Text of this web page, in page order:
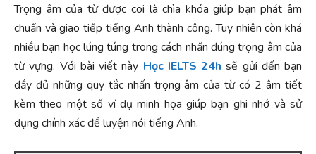
Trọng âm của từ được coi là chìa khóa giúp bạn phát âm
chuẩn và giao tiếp tiếng Anh thành công. Tuy nhiên còn khá
nhiều bạn học lúng túng trong cách nhấn đúng trọng âm của
từ vựng. Với bài viết này Học IELTS 24h sẽ gửi đến bạn
đầy đủ những quy tắc nhấn trọng âm của từ có 2 âm tiết
kèm theo một số ví dụ minh họa giúp bạn ghi nhớ và sử
dụng chính xác để luyện nói tiếng Anh.